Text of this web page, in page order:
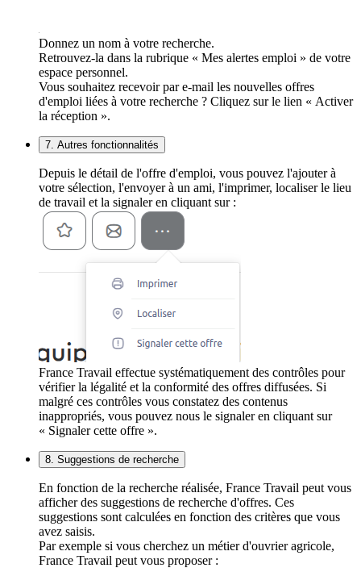
Donnez un nom à votre recherche.
Retrouvez-la dans la rubrique « Mes alertes emploi » de votre
espace personnel.
Vous souhaitez recevoir par e-mail les nouvelles offres
d'emploi liées à votre recherche ? Cliquez sur le lien « Activer
la réception ».
7. Autres fonctionnalités
Depuis le détail de l'offre d'emploi, vous pouvez l'ajouter à
votre sélection, l'envoyer à un ami, l'imprimer, localiser le lieu
de travail et la signaler en cliquant sur :
France Travail effectue systématiquement des contrôles pour
vérifier la légalité et la conformité des offres diffusées. Si
malgré ces contrôles vous constatez des contenus
inappropriés, vous pouvez nous le signaler en cliquant sur
« Signaler cette offre ».
8. Suggestions de recherche
En fonction de la recherche réalisée, France Travail peut vous
afficher des suggestions de recherche d'offres. Ces
suggestions sont calculées en fonction des critères que vous
avez saisis.
Par exemple si vous cherchez un métier d'ouvrier agricole,
France Travail peut vous proposer :